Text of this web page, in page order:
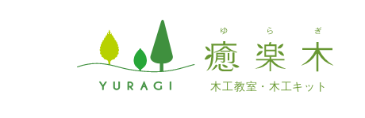
木工教室・木工キット